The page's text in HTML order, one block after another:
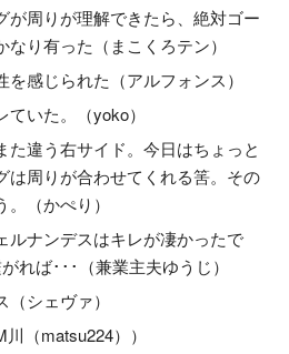
が周りが理解できたら、絶対ゴー
り有った（まこくろテン）
感じられた（アルフォンス）
いた。（yoko）
た違う右サイド。今日はちょっと
は周りが合わせてくれる筈。その
（かぺり）
ルナンデスはキレが凄かったで
れば･･･（兼業主夫ゆうじ）
シェヴァ）
（matsu224））